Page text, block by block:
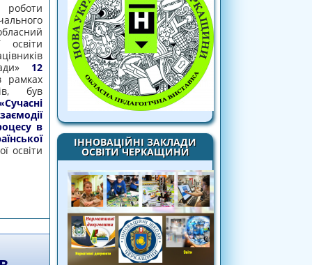
ІННОВАЦІЙНІ ЗАКЛАДИ
ОСВІТИ ЧЕРКАЩИНИ
освіти
12
рамках
був
в
освіти
освітнього процесу в контексті